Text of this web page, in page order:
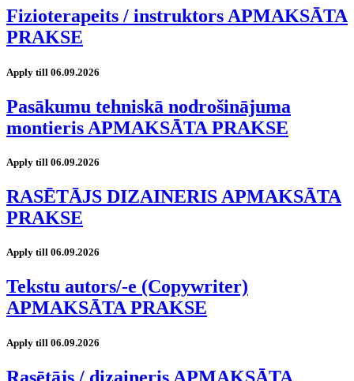
Fizioterapeits / instruktors APMAKSĀTA
PRAKSE
Apply till 06.09.2026
Pasākumu tehniskā nodrošinājuma
montieris APMAKSĀTA PRAKSE
Apply till 06.09.2026
RASĒTĀJS DIZAINERIS APMAKSĀTA
PRAKSE
Apply till 06.09.2026
Tekstu autors/-e (Copywriter)
APMAKSĀTA PRAKSE
Apply till 06.09.2026
Rasētājs / dizaineris APMAKSĀTA